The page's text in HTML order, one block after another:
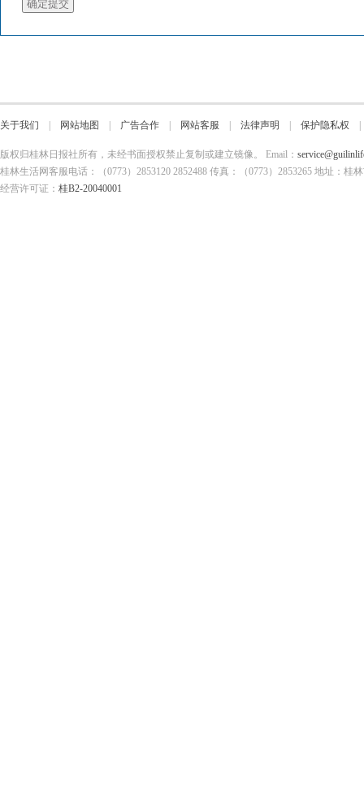
关于我们 网站地图 广告合作 网站客服 法律声明 保护隐私权
版权归桂林日报社所有，未经书面授权禁止复制或建立镜像。 Email：
桂林生活网客服电话：（0773）2853120 2852488 传真：（0773）2853265 地址：
经营许可证： 桂B2-20040001